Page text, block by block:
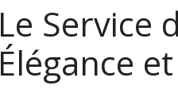
Le Service
Élégance